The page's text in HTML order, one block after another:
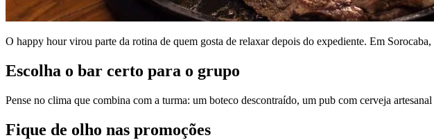
O happy hour virou parte da rotina de quem gosta de relaxar depois do expediente. Em
Escolha o bar certo para o grupo
Pense no clima que combina com a turma: um boteco descontraído, um pub com cerveja
Fique de olho nas promoções